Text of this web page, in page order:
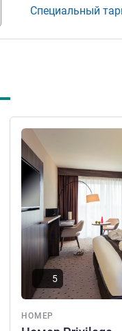
Специальный
НОМЕР
Подробная
5